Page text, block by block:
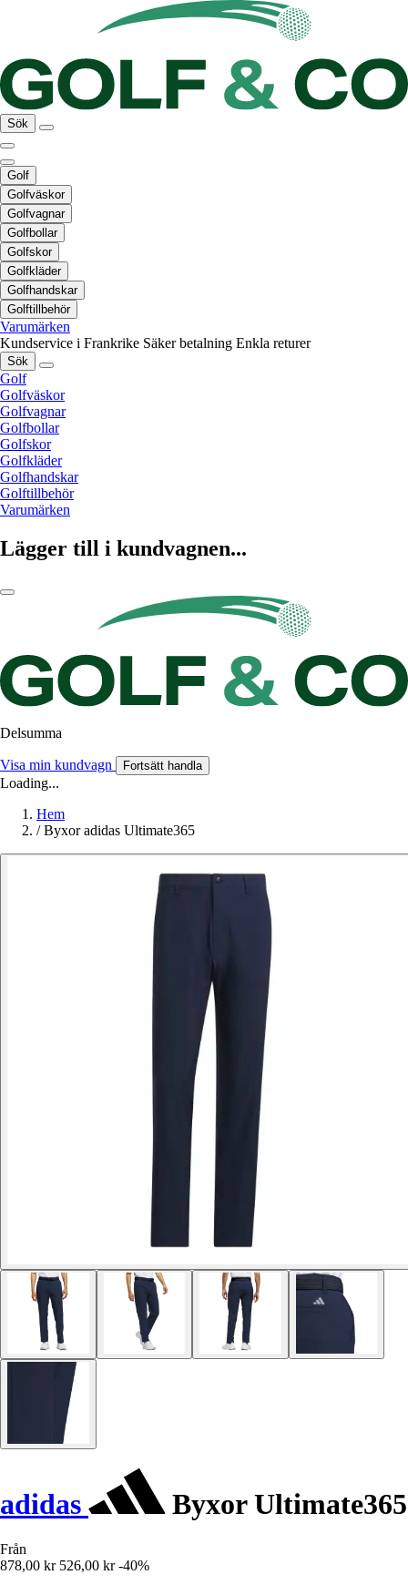
Sök
Golf
Golfväskor
Golfvagnar
Golfbollar
Golfskor
Golfkläder
Golfhandskar
Golftillbehör
Varumärken
Kundservice i Frankrike Säker betalning Enkla returer
Sök
Golf
Golfväskor
Golfvagnar
Golfbollar
Golfskor
Golfkläder
Golfhandskar
Golftillbehör
Varumärken
Lägger till i kundvagnen...
Delsumma
Visa min kundvagn Fortsätt handla
Loading...
Hem
/ Byxor adidas Ultimate365
adidas Byxor Ultimate365
Från
878,00 kr 526,00 kr -40%